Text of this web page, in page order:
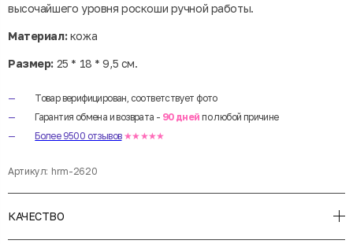
высочайшего уровня роскоши ручной работы.
Материал:кожа
Размер: 25 * 18 * 9,5 см.
Товар верифицирован, соответствует фото
Гарантия обмена и возврата - 90 дней по любой причине
Более 9500 отзывов ★★★★★
Артикул: hrm-2620
КАЧЕСТВО